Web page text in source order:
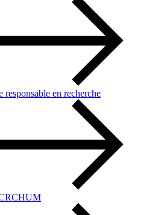
responsable en recherche